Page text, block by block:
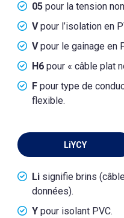
05 pour la tension
Vpour l’isolation en
Vpour le gainage en
H6 pour « câble plat
F pour type de
flexible.
LiYCY
Li signifie brins
données).
Y pour isolant PVC.